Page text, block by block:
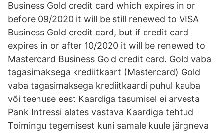
Business Gold credit card which expires in or
before 09/2020 it will be still renewed to VISA
Business Gold credit card, but if credit card
expires in or after 10/2020 it will be renewed to
Mastercard Business Gold credit card. Gold vaba
tagasimaksega krediitkaart (Mastercard) Gold
vaba tagasimaksega krediitkaardi puhul kauba
või teenuse eest Kaardiga tasumisel ei arvesta
Pank Intressi alates vastava Kaardiga tehtud
Toimingu tegemisest kuni samale kuule järgneva